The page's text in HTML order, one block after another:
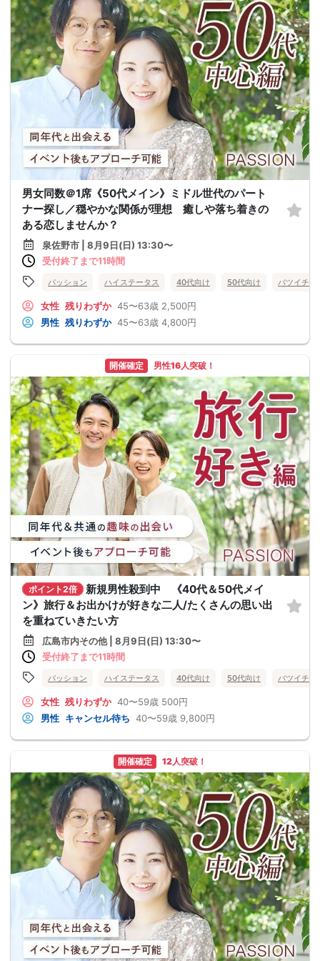
男女同数＠1席《50代メイン》ミドル世代のパート
ナー探し／穏やかな関係が理想 癒しや落ち着きの
ある恋しませんか？
泉佐野市 | 8月9日(日) 13:30〜
受付終了まで11時間
パッション ハイステータス 40代向け 50代向け バツイチ・
女性 残りわずか 45〜63歳 2,500円
男性 残りわずか 45〜63歳 4,800円
開催確定 男性16人突破！
ポイント2倍
新規男性殺到中 《40代＆50代メイ
ン》旅行＆お出かけが好きな二人/たくさんの思い出
を重ねていきたい方
広島市内その他 | 8月9日(日) 13:30〜
受付終了まで11時間
パッション ハイステータス 40代向け 50代向け バツイチ・
女性 残りわずか 40〜59歳 500円
男性 キャンセル待ち 40〜59歳 9,800円
開催確定 12人突破！